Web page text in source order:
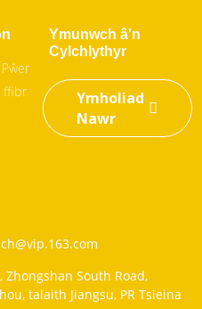
ffibr
Ymunwch â'n
Cylchlythyr
Ymholiad
Nawr
South Road,
talaith Jiangsu, PR Tsieina